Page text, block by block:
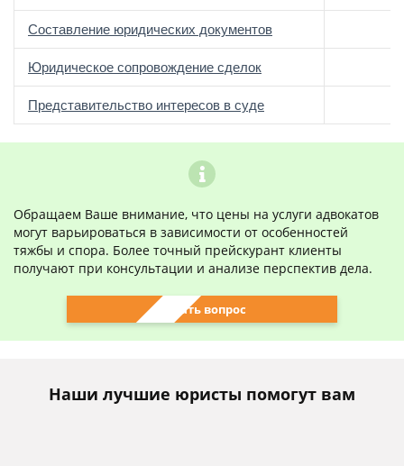
Составление юридических документов
Юридическое сопровождение сделок
Представительство интересов в суде
Обращаем Ваше внимание, что цены на услуги адвокатов
могут варьироваться в зависимости от особенностей
тяжбы и спора. Более точный прейскурант клиенты
получают при консультации и анализе перспектив дела.
Задать вопрос
Наши лучшие юристы помогут вам